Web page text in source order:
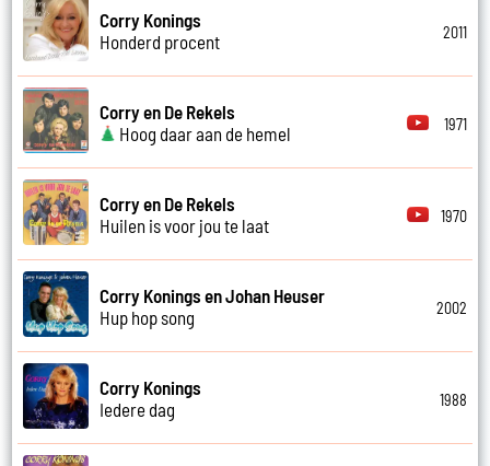
Corry Konings
Honderd procent
2011
Corry en De Rekels
Hoog daar aan de hemel
1971
Corry en De Rekels
Huilen is voor jou te laat
1970
Corry Konings en Johan Heuser
Hup hop song
2002
Corry Konings
Iedere dag
1988